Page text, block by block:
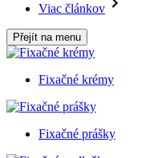
Viac článkov
Přejít na menu
Fixačné krémy
Fixačné prášky